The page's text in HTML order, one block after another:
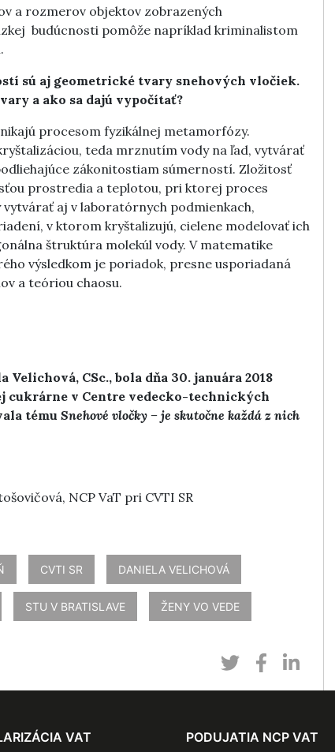
a rozmerov objektov zobrazených
budúcnosti pomôže napríklad kriminalistom
sú aj geometrické tvary snehových vločiek.
a ako sa dajú vypočítať?
procesom fyzikálnej metamorfózy.
teda mrznutím vody na ľad, vytvárať
zákonitostiam súmerností. Zložitosť
prostredia a teplotou, pri ktorej proces
vytvárať aj v laboratórnych podmienkach,
v ktorom kryštalizujú, cielene modelovať ich
štruktúra molekúl vody. V matematike
výsledkom je poriadok, presne usporiadaná
a teóriou chaosu.
CSc., bola dňa 30. januára 2018
cukrárne v Centre vedecko-technických
tému Snehové vločky – je skutočne každá z nich
NCP VaT pri CVTI SR
CVTI SR DANIELA VELICHOVÁ
STU V BRATISLAVE ŽENY VO VEDE
VAT PODUJATIA NCP VAT